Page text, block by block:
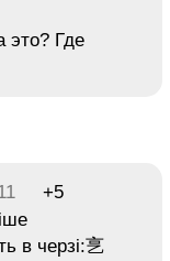
это? Где
+5
в черзі:㐔